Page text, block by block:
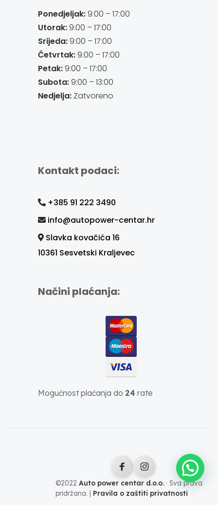
Ponedjeljak:9:00 – 17:00
Utorak:9:00 – 17:00
Srijeda:9:00 – 17:00
Četvrtak:9:00 – 17:00
Petak:9:00 – 17:00
Subota:9:00 – 13:00
Nedjelja:Zatvoreno
Kontakt podaci:
+385 91 222 3490
info@autopower-centar.hr
Slavka kovačića 16
10361 Sesvetski Kraljevec
Načini plaćanja:
Mogućnost plaćanja do 24 rate
©2022 Auto power centar d.o.o.· Sva prava
pridržana. | Pravila o zaštiti privatnosti